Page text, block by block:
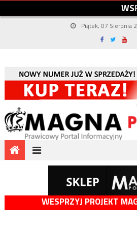
WS
Piątek, 07 Sierpnia
WESPRZYJ PROJEKT